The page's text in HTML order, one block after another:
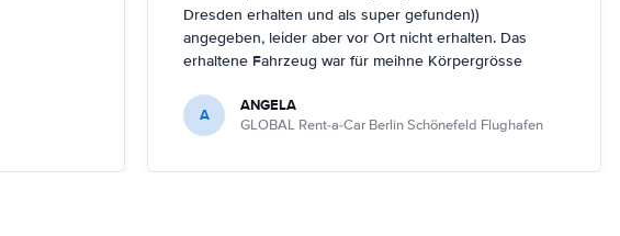
Dresden erhalten und als super gefunden))
angegeben, leider aber vor Ort nicht erhalten. Das
erhaltene Fahrzeug war für meihne Körpergrösse
Schönefeld kein anderes Fahrzeug bekommen.
A ANGELA
GLOBAL Rent-a-Car Berlin Schönefeld Flughafen